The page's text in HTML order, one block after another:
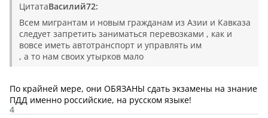
ЦитатаВасилий72:
Всем мигрантам и новым гражданам из Азии и Кавказа
следует запретить заниматься перевозками , как и
вовсе иметь автотранспорт и управлять им
, а то нам своих утырков мало
По крайней мере, они ОБЯЗАНЫ сдать экзамены на знание
ПДД именно российские, на русском языке!
4